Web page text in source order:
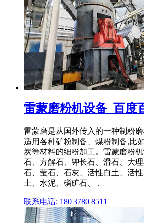
雷蒙磨粉机设备_百度
雷蒙磨是从国外传入的一种制粉
适用各种矿粉制备、煤粉制备,比
炭等材料的细粉加工。雷蒙磨粉
石、方解石、钾长石、滑石、大
石、莹石、石灰、活性白土、活
土、水泥、磷矿石、 .
联系电话: 180 3780 8511